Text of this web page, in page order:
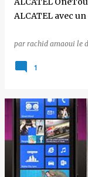
ALCATEL avec
par rachid amaoui le
1